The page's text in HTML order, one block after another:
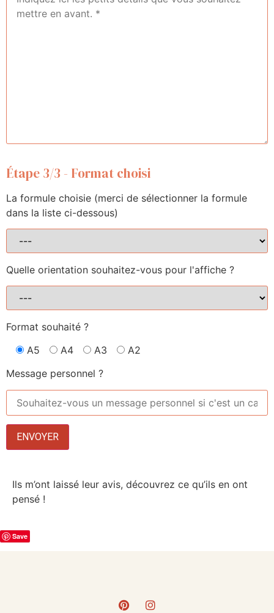
Étape 3/3 - Format choisi
La formule choisie (merci de sélectionner la formule
dans la liste ci-dessous)
Quelle orientation souhaitez-vous pour l'affiche ?
Format souhaité ?
A5
A4 A3
A2
Message personnel ?
Ils m’ont laissé leur avis, découvrez ce qu’ils en ont
pensé !
Save